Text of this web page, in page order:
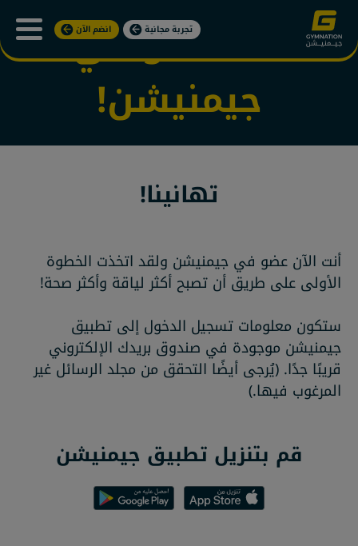
تجربة مجانية انضم الآن أنتعضو في
جيمنيشن!
تهانينا!
أنت الآن عضو في جيمنيشن ولقد اتخذت الخطوة
الأولى على طريق أن تصبح أكثر لياقة وأكثر صحة!
ستكون معلومات تسجيل الدخول إلى تطبيق
جيمنيشن موجودة في صندوق بريدك الإلكتروني
قريبًا جدًا. (يُرجى أيضًا التحقق من مجلد الرسائل غير
المرغوب فيها.)
قم بتنزيل تطبيق جيمنيشن